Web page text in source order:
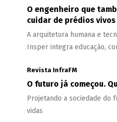
O engenheiro que
cuidar de prédios vivos
A arquitetura humana e
Insper integra educação,
Revista InfraFM
O futuro já começou.
Projetando a sociedade do
vidas